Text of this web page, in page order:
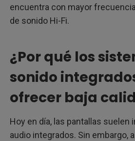
encuentra con mayor
de sonido Hi-Fi.
¿Por qué los
sonido
ofrecer baja
Hoy en día, las pantallas suelen
audio integrados. Sin embargo,